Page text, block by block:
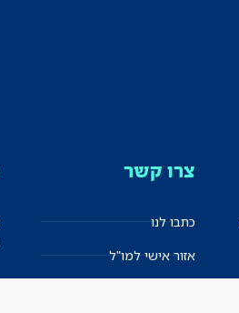
צרו קשר
כתבו לנו
אזור אישי למו"ל